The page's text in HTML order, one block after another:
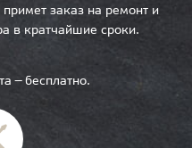
заказ на ремонт и
в кратчайшие сроки.
— бесплатно.